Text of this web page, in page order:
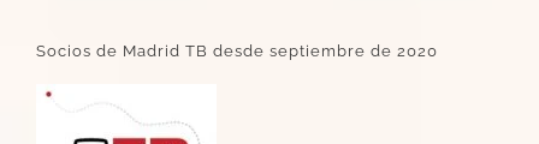
Socios de Madrid TB desde septiembre de 2020